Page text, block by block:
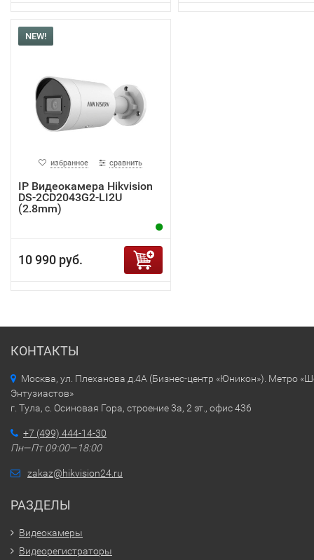
NEW!
избранное сравнить
IP Видеокамера Hikvision
DS-2CD2043G2-LI2U
(2.8mm)
10 990 руб.
КОНТАКТЫ
Москва, ул. Плеханова д.4А (Бизнес-центр «Юникон»). Метро
Энтузиастов»
г. Тула, с. Осиновая Гора, строение 3а, 2 эт., офис 436
+7 (499) 444-14-30
Пн—Пт 09:00—18:00
zakaz@hikvision24.ru
РАЗДЕЛЫ
Видеокамеры
Видеорегистраторы